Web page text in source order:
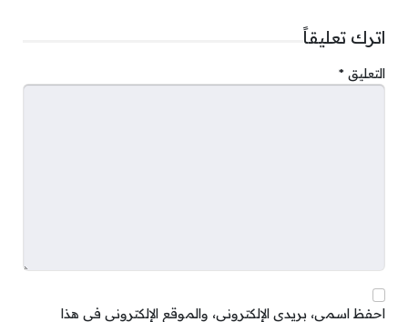
اترك تعليقاً
التعليق *
احفظ اسمي، بريدي الإلكتروني، والموقع الإلكتروني في هذا